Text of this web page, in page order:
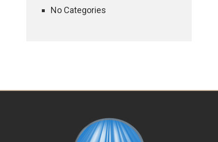
No Categories